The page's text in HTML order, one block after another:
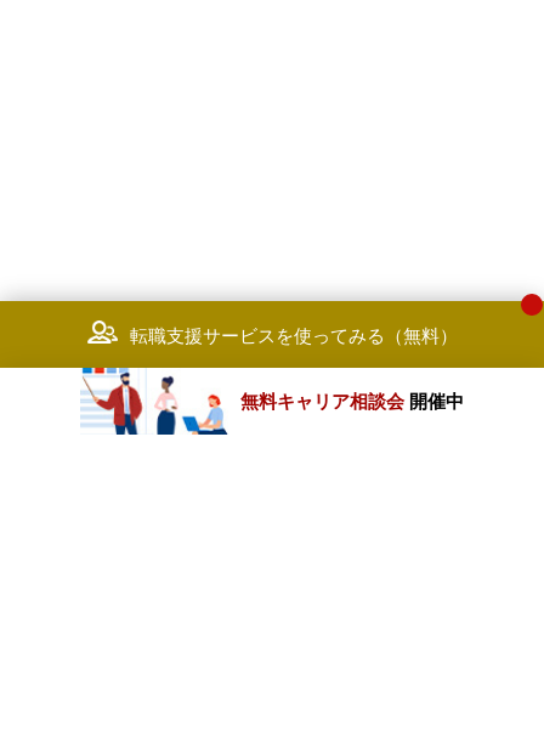
転職支援サービスを使ってみる（無料）
無料キャリア相談会 開催中